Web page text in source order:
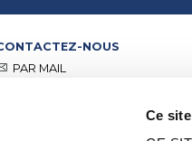
Ce
NOUS
PAR MAIL
09h00 –